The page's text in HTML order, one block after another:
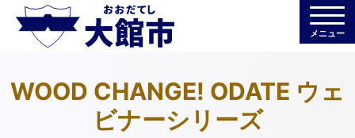
メニュー
WOOD CHANGE! ODATE ウェ
ビナーシリーズ